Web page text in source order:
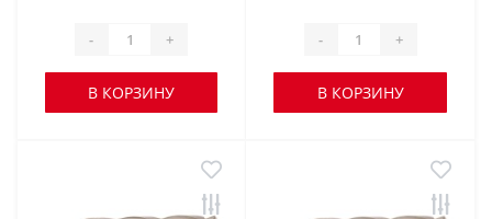
- +
В КОРЗИНУ
- +
В КОРЗИНУ